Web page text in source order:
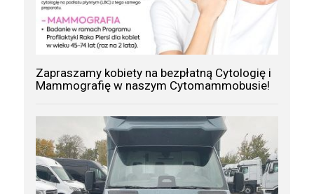
Zapraszamy kobiety na bezpłatną Cytologię i
Mammografię w naszym Cytomammobusie!